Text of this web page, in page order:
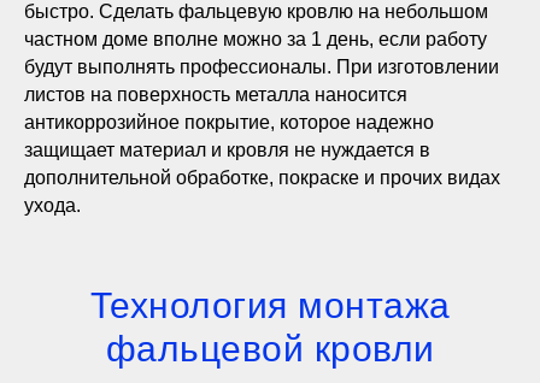
быстро. Сделать фальцевую кровлю на небольшом
частном доме вполне можно за 1 день, если работу
будут выполнять профессионалы. При изготовлении
листов на поверхность металла наносится
антикоррозийное покрытие, которое надежно
защищает материал и кровля не нуждается в
дополнительной обработке, покраске и прочих видах
ухода.
Технология монтажа
фальцевой кровли